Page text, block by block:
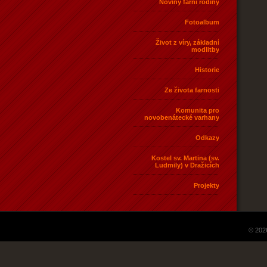
Noviny farní rodiny
Fotoalbum
Život z víry, základní
modlitby
Historie
Ze života farnosti
Komunita pro
novobenátecké varhany
Odkazy
Kostel sv. Martina (sv.
Ludmily) v Dražicích
Projekty
©